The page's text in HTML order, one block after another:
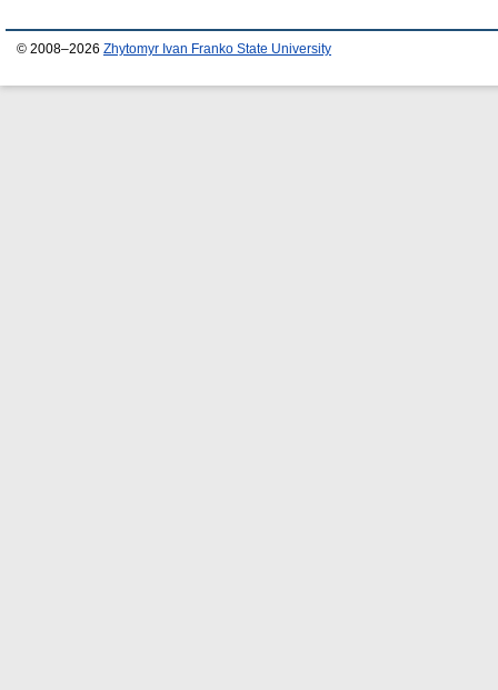
© 2008–2026 Zhytomyr Ivan Franko State University